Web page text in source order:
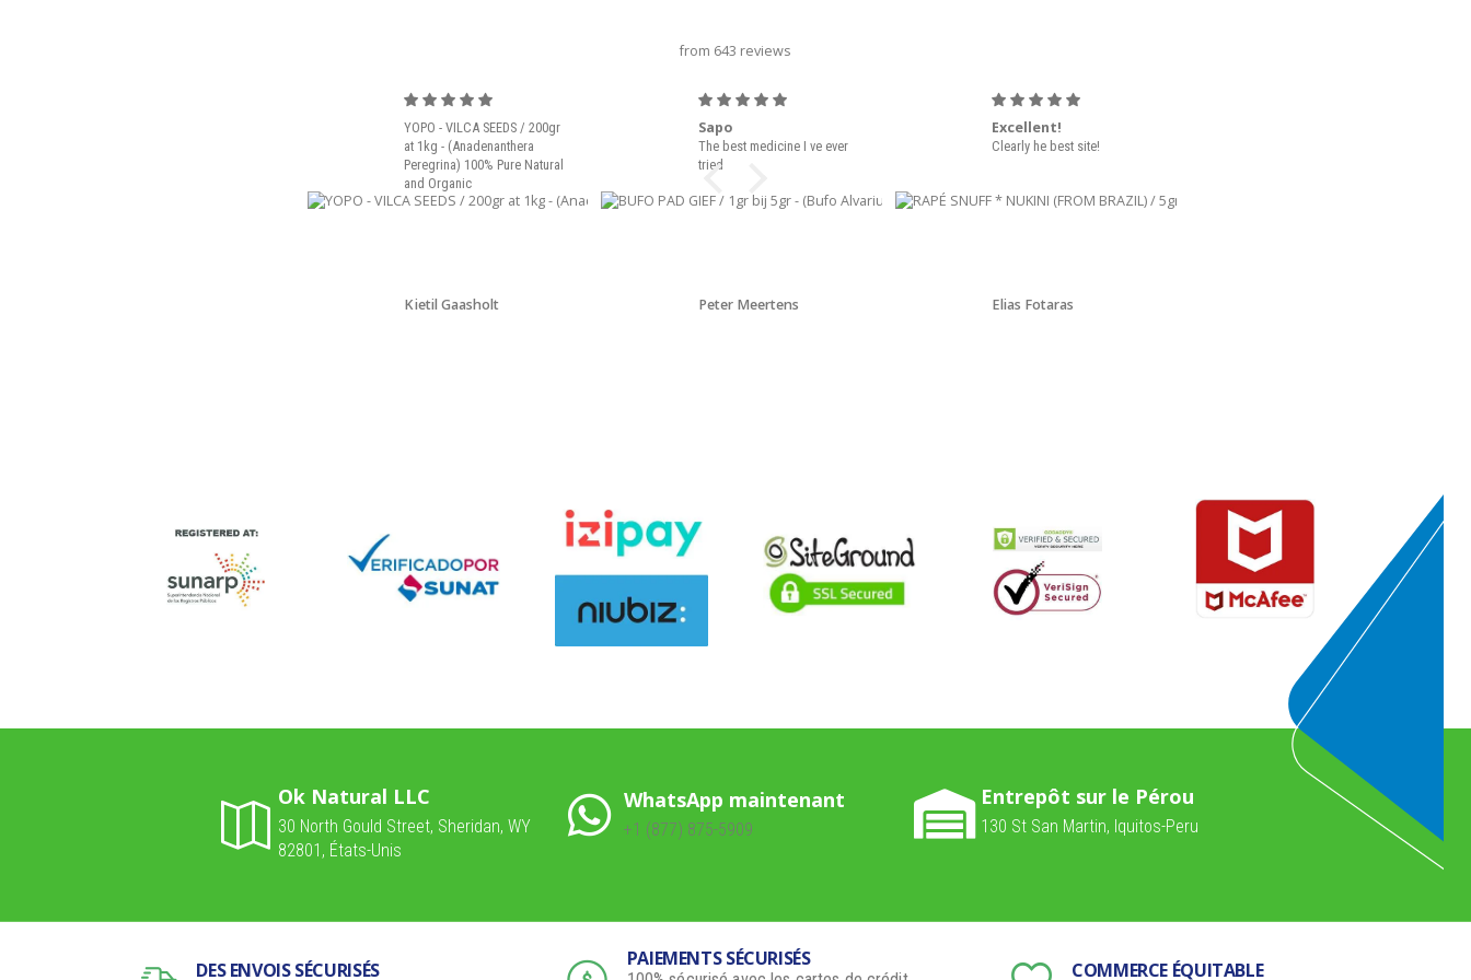
from 643 reviews
YOPO - VILCA SEEDS / 200gr
at 1kg - (Anadenanthera
Peregrina) 100% Pure Natural
and Organic
Kjetil Gaasholt
Sapo
The best medicine I ve ever
tried
Peter Meertens
Excellent!
Clearly he best site!
Elias Fotaras
Ok Natural LLC
30 North Gould Street, Sheridan, WY
82801, États-Unis
WhatsApp maintenant
+1 (877) 875-5909
Entrepôt sur le Pérou
130 St San Martin, Iquitos-Peru
DES ENVOIS SÉCURISÉS PAIEMENTS SÉCURISÉS COMMERCE ÉQUITABLE